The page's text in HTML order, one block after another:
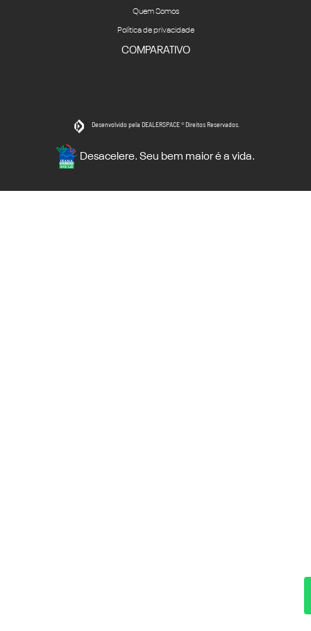
Quem Somos
Política de privacidade
COMPARATIVO
Desenvolvido pela DEALERSPACE ® Direitos Reservados.
Desacelere. Seu bem maior é a vida.